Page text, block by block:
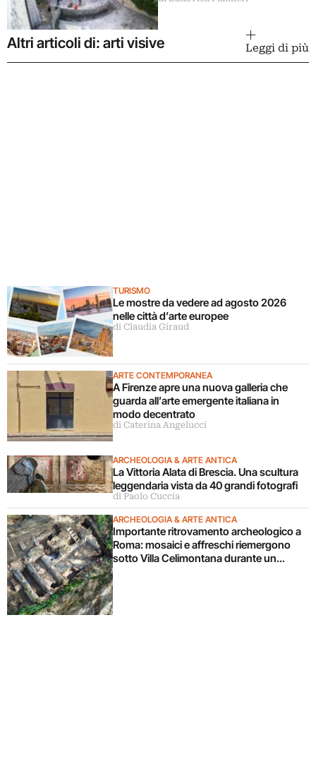
Altri articoli di: arti visive Leggi di più
TURISMO
Le mostre da vedere ad agosto 2026
nelle città d’arte europee
di Claudia Giraud
ARTE CONTEMPORANEA
A Firenze apre una nuova galleria che
guarda all’arte emergente italiana in
modo decentrato
di Caterina Angelucci
ARCHEOLOGIA & ARTE ANTICA
La Vittoria Alata di Brescia. Una scultura
leggendaria vista da 40 grandi fotografi
di Paolo Cuccia
ARCHEOLOGIA & ARTE ANTICA
Importante ritrovamento archeologico a
Roma: mosaici e affreschi riemergono
sotto Villa Celimontana durante un